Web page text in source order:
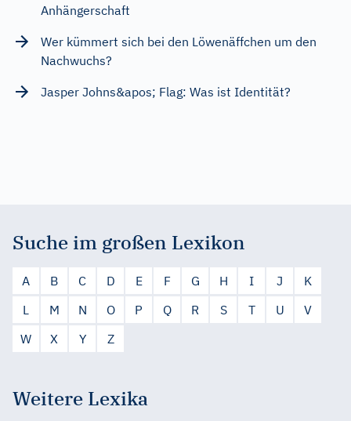
Anhängerschaft
Wer kümmert sich bei den Löwenäffchen um den
Nachwuchs?
Jasper Johns&apos; Flag: Was ist Identität?
Suche im großen Lexikon
A B C D E F G H I J
K
L
M N O P Q R S T U
V
W
X Y Z
Weitere Lexika